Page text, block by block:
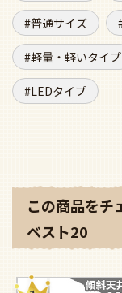
軽量・軽いタイプ
LEDタイプ
ベスト20